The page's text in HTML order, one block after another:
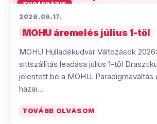
TUDÁSBÁZIS
2026.06.17.
MOHU áremelés július 1-től
MOHU Hulladékudvar Változások
sittszállítás leadása július 1-től
jelentett be a MOHU. Paradigmaváltás
hazai...
TOVÁBB OLVASOM